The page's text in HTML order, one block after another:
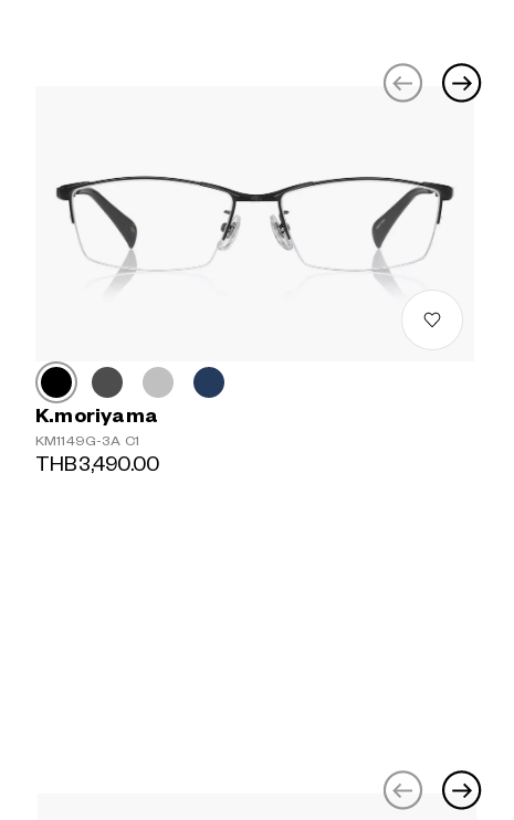
K.moriyama
KM1149G-3A C1
THB3,490.00